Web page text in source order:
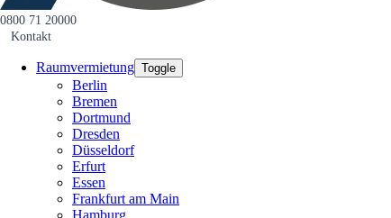
0800 71 20000
Kontakt
Raumvermietung Toggle
Berlin
Bremen
Dortmund
Dresden
Düsseldorf
Erfurt
Essen
Frankfurt am Main
Hamburg